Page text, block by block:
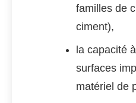
familles de
ciment),
la capacité
surfaces
matériel de